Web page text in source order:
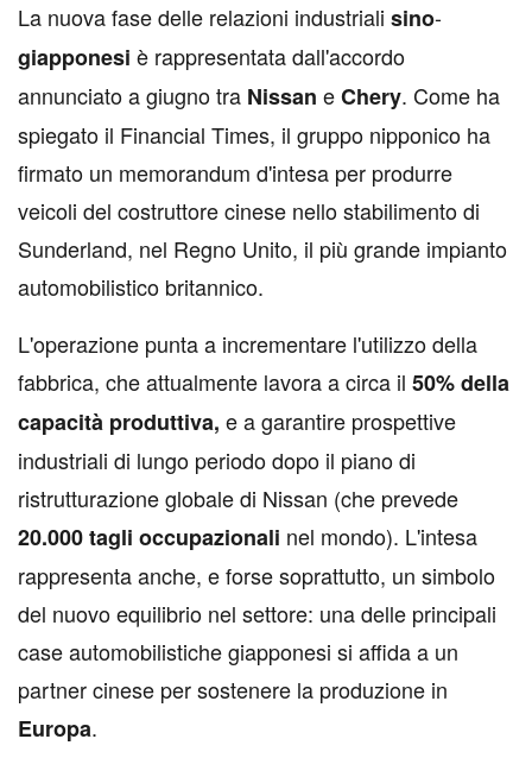
La nuova fase delle relazioni industriali sino-
giapponesi è rappresentata dall'accordo
annunciato a giugno tra Nissan eChery. Come ha
spiegato il Financial Times, il gruppo nipponico ha
firmato un memorandum d'intesa per produrre
veicoli del costruttore cinese nello stabilimento di
Sunderland, nel Regno Unito, il più grande impianto
automobilistico britannico.
L'operazione punta a incrementare l'utilizzo della
fabbrica, che attualmente lavora a circa il 50% della
capacità produttiva, e a garantire prospettive
industriali di lungo periodo dopo il piano di
ristrutturazione globale di Nissan (che prevede
20.000tagli occupazionali nel mondo). L'intesa
rappresenta anche, e forse soprattutto, un simbolo
del nuovo equilibrio nel settore: una delle principali
case automobilistiche giapponesi si affida a un
partner cinese per sostenere la produzione in
Europa.